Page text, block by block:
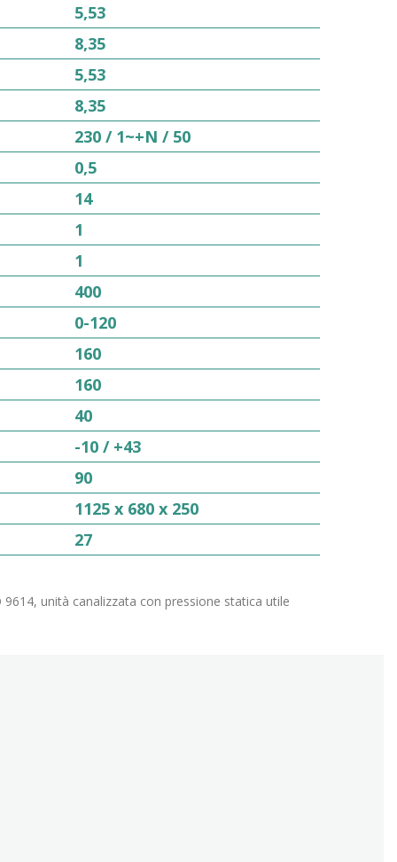
5,53
8,35
5,53
8,35
230 / 1~+N / 50
0,5
14
1
1
400
0-120
160
160
40
-10 / +43
90
1125 x 680 x 250
27
unità canalizzata con pressione statica utile